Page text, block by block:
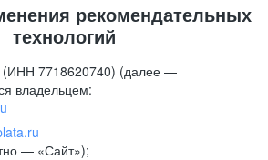
рекомендательных
технологий
7718620740) (далее —
владельцем:
— «Сайт»);